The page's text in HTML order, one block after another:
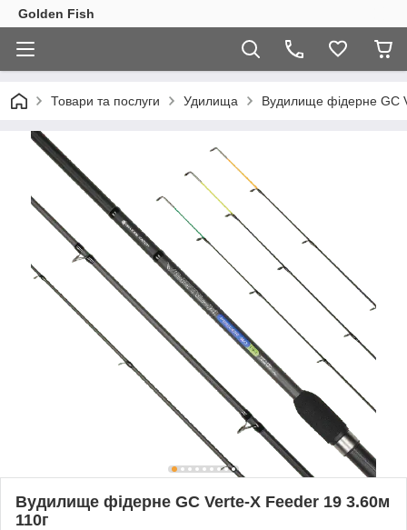
Golden Fish
Товари та послуги Удилища Вудилище фідерне GC
Вудилище фідерне GC Verte-X Feeder 19 3.60м
110г